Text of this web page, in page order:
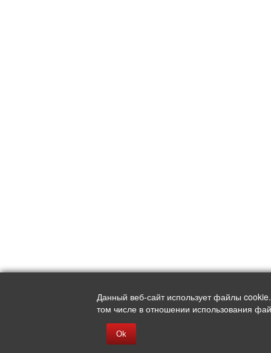
Данный веб-сайт использует файлы
том числе в отношении использования
Ok